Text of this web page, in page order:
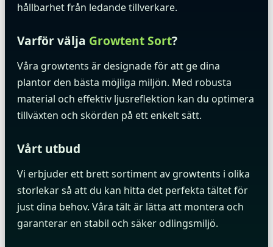
hållbarhet från ledande tillverkare.
Varför välja Growtent Sort?
Våra growtents är designade för att ge dina
plantor den bästa möjliga miljön. Med robusta
material och effektiv ljusreflektion kan du optimera
tillväxten och skörden på ett enkelt sätt.
Vårt utbud
Vi erbjuder ett brett sortiment av growtents i olika
storlekar så att du kan hitta det perfekta tältet för
just dina behov. Våra tält är lätta att montera och
garanterar en stabil och säker odlingsmiljö.